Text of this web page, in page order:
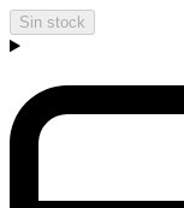
Sin stock